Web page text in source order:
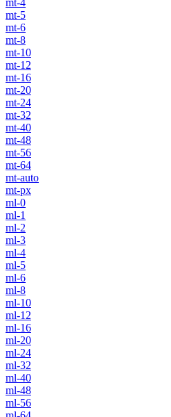
mt-5
mt-6
mt-8
mt-10
mt-12
mt-16
mt-20
mt-24
mt-32
mt-40
mt-48
mt-56
mt-64
mt-auto
mt-px
ml-0
ml-1
ml-2
ml-3
ml-4
ml-5
ml-6
ml-8
ml-10
ml-12
ml-16
ml-20
ml-24
ml-32
ml-40
ml-48
ml-56